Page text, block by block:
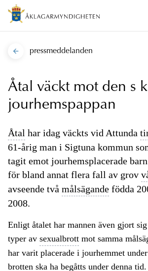
pressmeddelanden
Åtal väckt mot den s k
jourhemspappan
Åtal har idag väckts vid Attunda
61-årig man i Sigtuna kommun
tagit emot jourhemsplacerade
för bland annat flera fall av grov
avseende två målsägande födda
2008.
Enligt åtalet har mannen även gjort
typer av sexualbrott mot samma
har varit placerade i jourhemmet
brotten ska ha begåtts under denna